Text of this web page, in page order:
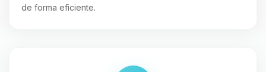
de forma eficiente.